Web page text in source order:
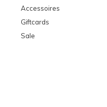
Accessoires
Giftcards
Sale